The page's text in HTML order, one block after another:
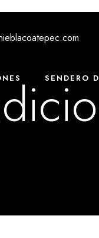
SENDERO